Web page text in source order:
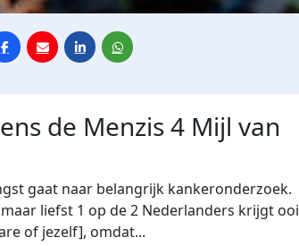
de Menzis 4 Mijl van
gaat naar belangrijk kankeronderzoek.
liefst 1 op de 2 Nederlanders krijgt
of jezelf], omdat...